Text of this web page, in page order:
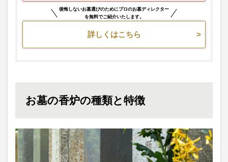
後悔しないお墓選びのためにプロのお墓ディレクター
を無料でご紹介いたします。
詳しくはこちら
お墓の香炉の種類と特徴